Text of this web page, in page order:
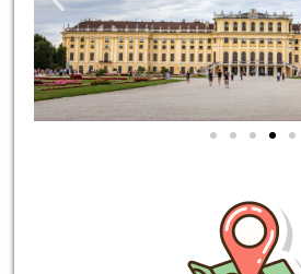
מקצועית
במיוחד
עבורכם!